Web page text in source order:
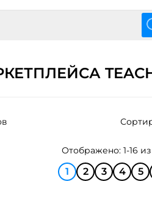
Отображено: 1-16
1 2 3 4 5